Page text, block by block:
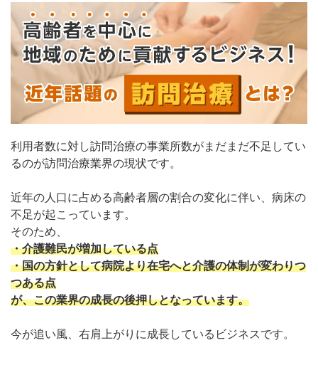
利用者数に対し訪問治療の事業所数がまだまだ不足してい
るのが訪問治療業界の現状です。
近年の人口に占める高齢者層の割合の変化に伴い、病床の
不足が起こっています。
そのため、
・介護難民が増加している点
・国の方針として病院より在宅へと介護の体制が変わりつ
つある点
が、この業界の成長の後押しとなっています。
今が追い風、右肩上がりに成長しているビジネスです。